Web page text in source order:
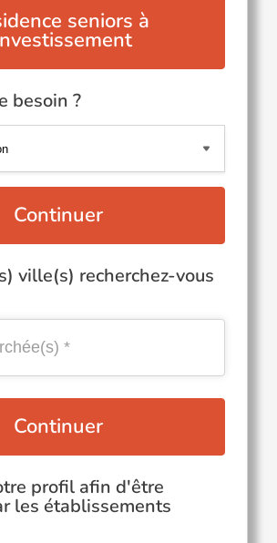
seniors à
besoin ?
Continuer
ville(s) recherchez-vous
Continuer
profil afin d'être
les établissements